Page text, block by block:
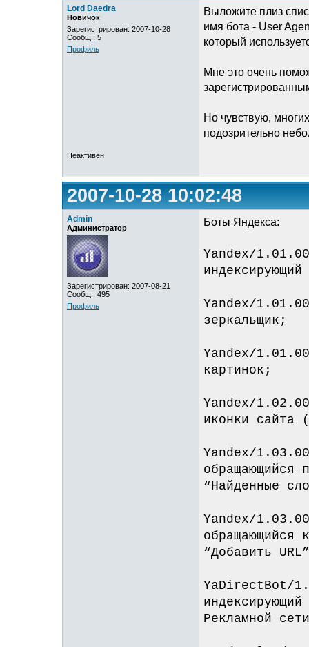
Lord Daedra
Новичок
Зарегистрирован: 2007-10-28
Сообщ.: 5
Профиль
Выложите плиз
имя бота - User
который
Мне это очень
Но чувствую,
подозрительно
Неактивен
2007-10-28 10:02:48
Admin
Администратор
Зарегистрирован: 2007-08-21
Сообщ.: 495
Профиль
Боты Яндекса:
Yandex/
Yandex/
зеркальщик;
Yandex/
картинок;
Yandex/
иконки
Yandex/
обращающийся
“Найденные
Yandex/
обращающийся
“Добавить
YaDirectBot/
Рекламной